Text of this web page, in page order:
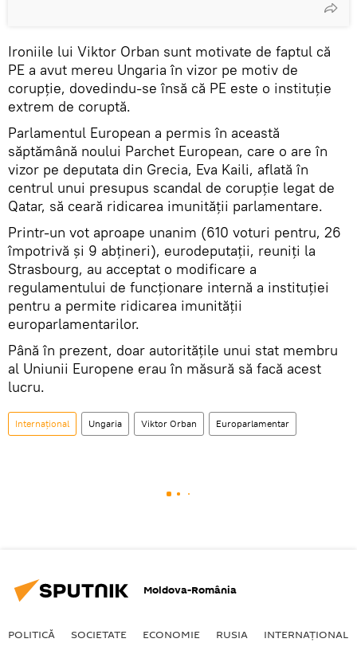
Ironiile lui Viktor Orban sunt motivate de faptul că
PE a avut mereu Ungaria în vizor pe motiv de
corupție, dovedindu-se însă că PE este o instituție
extrem de coruptă.
Parlamentul European a permis în această
săptămână noului Parchet European, care o are în
vizor pe deputata din Grecia, Eva Kaili, aflată în
centrul unui presupus scandal de corupţie legat de
Qatar, să ceară ridicarea imunităţii parlamentare.
Printr-un vot aproape unanim (610 voturi pentru, 26
împotrivă şi 9 abţineri), eurodeputaţii, reuniţi la
Strasbourg, au acceptat o modificare a
regulamentului de funcţionare internă a instituţiei
pentru a permite ridicarea imunităţii
europarlamentarilor.
Până în prezent, doar autorităţile unui stat membru
al Uniunii Europene erau în măsură să facă acest
lucru.
Internaţional Ungaria Viktor Orban Europarlamentar
Moldova-România
POLITICĂ SOCIETATE ECONOMIE RUSIA INTERNAŢIONAL